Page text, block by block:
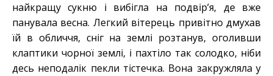
найкращу сукню і вибігла на подвір’я, де вже
панувала весна. Легкий вітерець привітно дмухав
їй в обличчя, сніг на землі розтанув, оголивши
клаптики чорної землі, і пахтіло так солодко, ніби
десь неподалік пекли тістечка. Вона закружляла у